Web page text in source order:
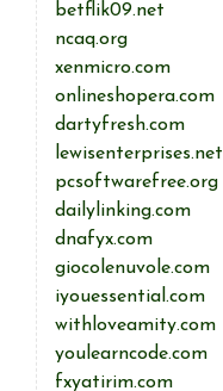
betflik09.net
ncaq.org
xenmicro.com
onlineshopera.com
dartyfresh.com
lewisenterprises.net
pcsoftwarefree.org
dailylinking.com
dnafyx.com
giocolenuvole.com
iyouessential.com
withloveamity.com
youlearncode.com
fxyatirim.com